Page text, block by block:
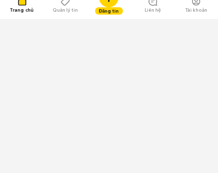
Trang chủ Quản lý tin Đăng tin Liên hệ Tài khoản